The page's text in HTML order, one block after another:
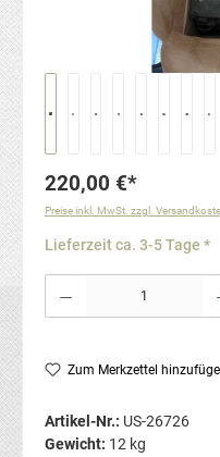
220,00 €*
Preise inkl. MwSt. zzgl.
Lieferzeit ca. 3-5 Tage *
Produkt Anzahl: Gib den
Zum Merkzettel
Artikel-Nr.: US-26726
Gewicht: 12 kg